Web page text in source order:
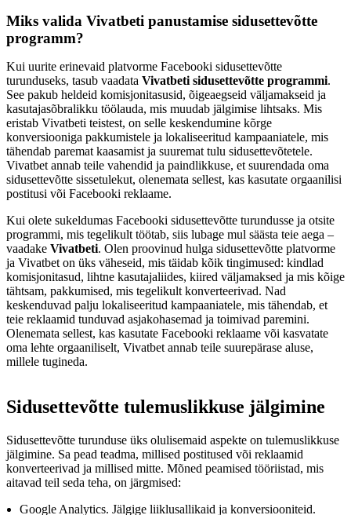
Miks valida Vivatbeti panustamise sidusettevõtte
programm?
Kui uurite erinevaid platvorme Facebooki sidusettevõtte
turunduseks, tasub vaadata Vivatbeti sidusettevõtte programmi.
See pakub heldeid komisjonitasusid, õigeaegseid väljamakseid ja
kasutajasõbralikku töölauda, mis muudab jälgimise lihtsaks. Mis
eristab Vivatbeti teistest, on selle keskendumine kõrge
konversiooniga pakkumistele ja lokaliseeritud kampaaniatele, mis
tähendab paremat kaasamist ja suuremat tulu sidusettevõtetele.
Vivatbet annab teile vahendid ja paindlikkuse, et suurendada oma
sidusettevõtte sissetulekut, olenemata sellest, kas kasutate orgaanilisi
postitusi või Facebooki reklaame.
Kui olete sukeldumas Facebooki sidusettevõtte turundusse ja otsite
programmi, mis tegelikult töötab, siis lubage mul säästa teie aega –
vaadake Vivatbeti. Olen proovinud hulga sidusettevõtte platvorme
ja Vivatbet on üks väheseid, mis täidab kõik tingimused: kindlad
komisjonitasud, lihtne kasutajaliides, kiired väljamaksed ja mis kõige
tähtsam, pakkumised, mis tegelikult konverteerivad. Nad
keskenduvad palju lokaliseeritud kampaaniatele, mis tähendab, et
teie reklaamid tunduvad asjakohasemad ja toimivad paremini.
Olenemata sellest, kas kasutate Facebooki reklaame või kasvatate
oma lehte orgaaniliselt, Vivatbet annab teile suurepärase aluse,
millele tugineda.
Sidusettevõtte tulemuslikkuse jälgimine
Sidusettevõtte turunduse üks olulisemaid aspekte on tulemuslikkuse
jälgimine. Sa pead teadma, millised postitused või reklaamid
konverteerivad ja millised mitte. Mõned peamised tööriistad, mis
aitavad teil seda teha, on järgmised:
Google Analytics. Jälgige liiklusallikaid ja konversiooniteid.